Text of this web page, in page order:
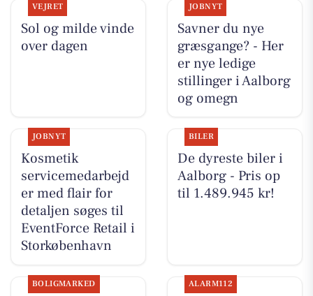
VEJRET
Sol og milde vinde
over dagen
JOBNYT
Savner du nye
græsgange? - Her
er nye ledige
stillinger i Aalborg
og omegn
JOBNYT
Kosmetik
servicemedarbejd
er med flair for
detaljen søges til
EventForce Retail i
Storkøbenhavn
BILER
De dyreste biler i
Aalborg - Pris op
til 1.489.945 kr!
BOLIGMARKED ALARM112